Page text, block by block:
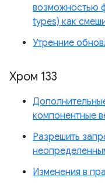
возможностью
types) как
Утренние
Хром 133
компонентные
Разрешить
Изменения в